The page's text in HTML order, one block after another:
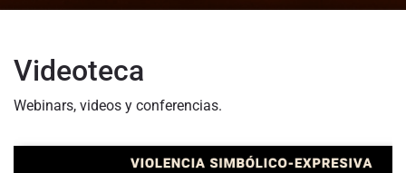
Videoteca
Webinars, videos y conferencias.